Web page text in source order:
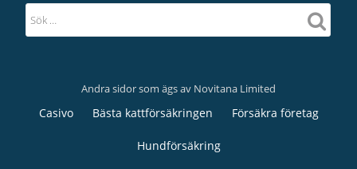
Andra sidor som ägs av Novitana Limited
Sekundär
Casivo Bästa kattförsäkringen Försäkra företag
Hundförsäkring